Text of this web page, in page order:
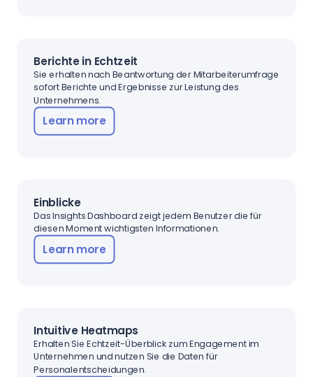
Berichte in Echtzeit
Sie erhalten nach Beantwortung der Mitarbeiterumfrage
sofort Berichte und Ergebnisse zur Leistung des
Unternehmens.
Learn more
Einblicke
Das Insights Dashboard zeigt jedem Benutzer die für
diesen Moment wichtigsten Informationen.
Learn more
Intuitive Heatmaps
Erhalten Sie Echtzeit-Überblick zum Engagement im
Unternehmen und nutzen Sie die Daten für
Personalentscheidungen.